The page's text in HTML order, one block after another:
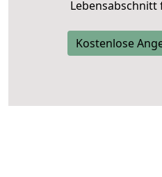
Kostenlose